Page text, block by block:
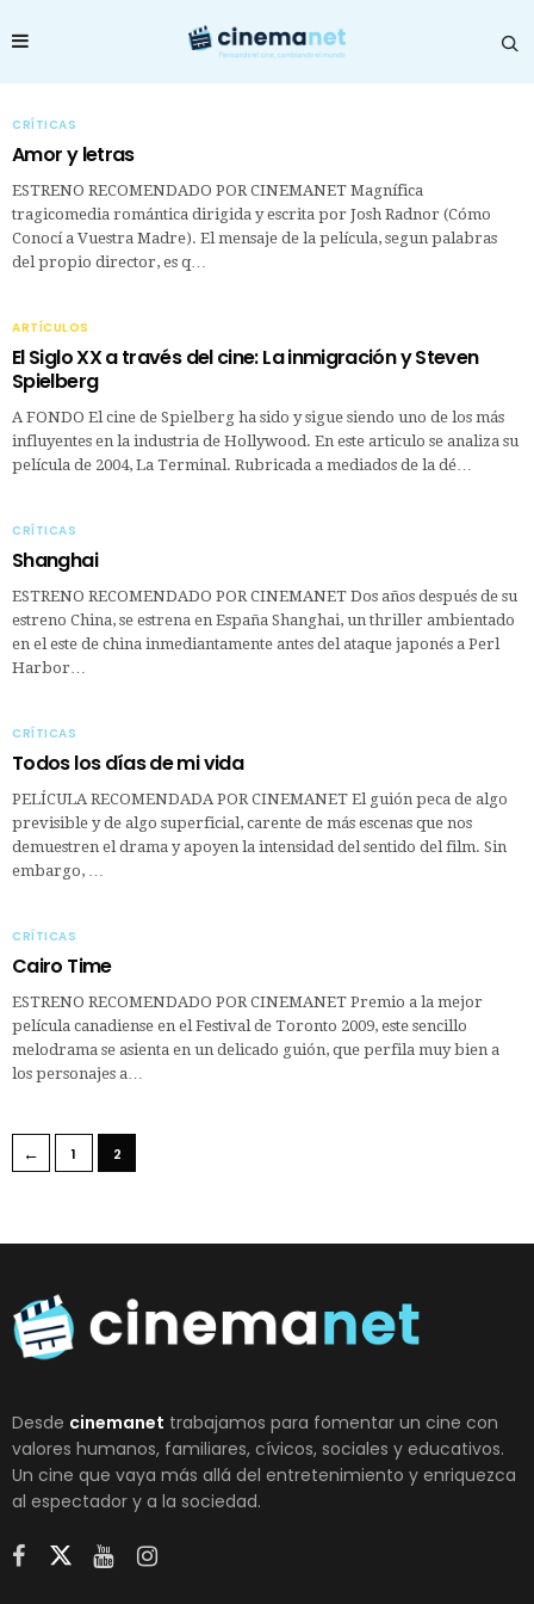
CRÍTICAS
Amor y letras
ESTRENO RECOMENDADO POR CINEMANET Magnífica
tragicomedia romántica dirigida y escrita por Josh Radnor (Cómo
Conocí a Vuestra Madre). El mensaje de la película, segun palabras
del propio director, es q…
ARTÍCULOS
El Siglo XX a través del cine: La inmigración y Steven
Spielberg
A FONDO El cine de Spielberg ha sido y sigue siendo uno de los más
influyentes en la industria de Hollywood. En este articulo se analiza su
película de 2004, La Terminal. Rubricada a mediados de la dé…
CRÍTICAS
Shanghai
ESTRENO RECOMENDADO POR CINEMANET Dos años después de su
estreno China, se estrena en España Shanghai, un thriller ambientado
en el este de china inmediantamente antes del ataque japonés a Perl
Harbor…
CRÍTICAS
Todos los días de mi vida
PELÍCULA RECOMENDADA POR CINEMANET El guión peca de algo
previsible y de algo superficial, carente de más escenas que nos
demuestren el drama y apoyen la intensidad del sentido del film. Sin
embargo, …
CRÍTICAS
Cairo Time
ESTRENO RECOMENDADO POR CINEMANET Premio a la mejor
película canadiense en el Festival de Toronto 2009, este sencillo
melodrama se asienta en un delicado guión, que perfila muy bien a
los personajes a…
← 1 2
Desde cinemanet trabajamos para fomentar un cine con
valores humanos, familiares, cívicos, sociales y educativos.
Un cine que vaya más allá del entretenimiento y enriquezca
al espectador y a la sociedad.